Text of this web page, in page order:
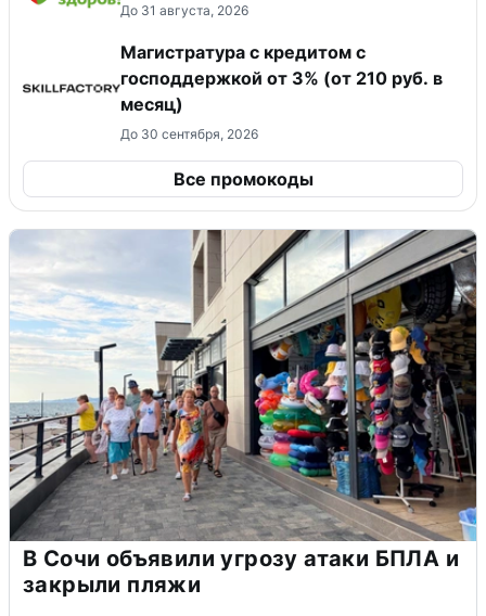
До 31 августа, 2026
Магистратура с кредитом с
господдержкой от 3% (от 210 руб. в
месяц)
До 30 сентября, 2026
Все промокоды
В Сочи объявили угрозу атаки БПЛА и
закрыли пляжи